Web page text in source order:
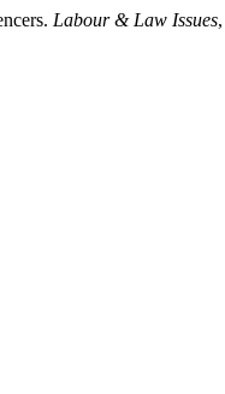
Labour & Law Issues,